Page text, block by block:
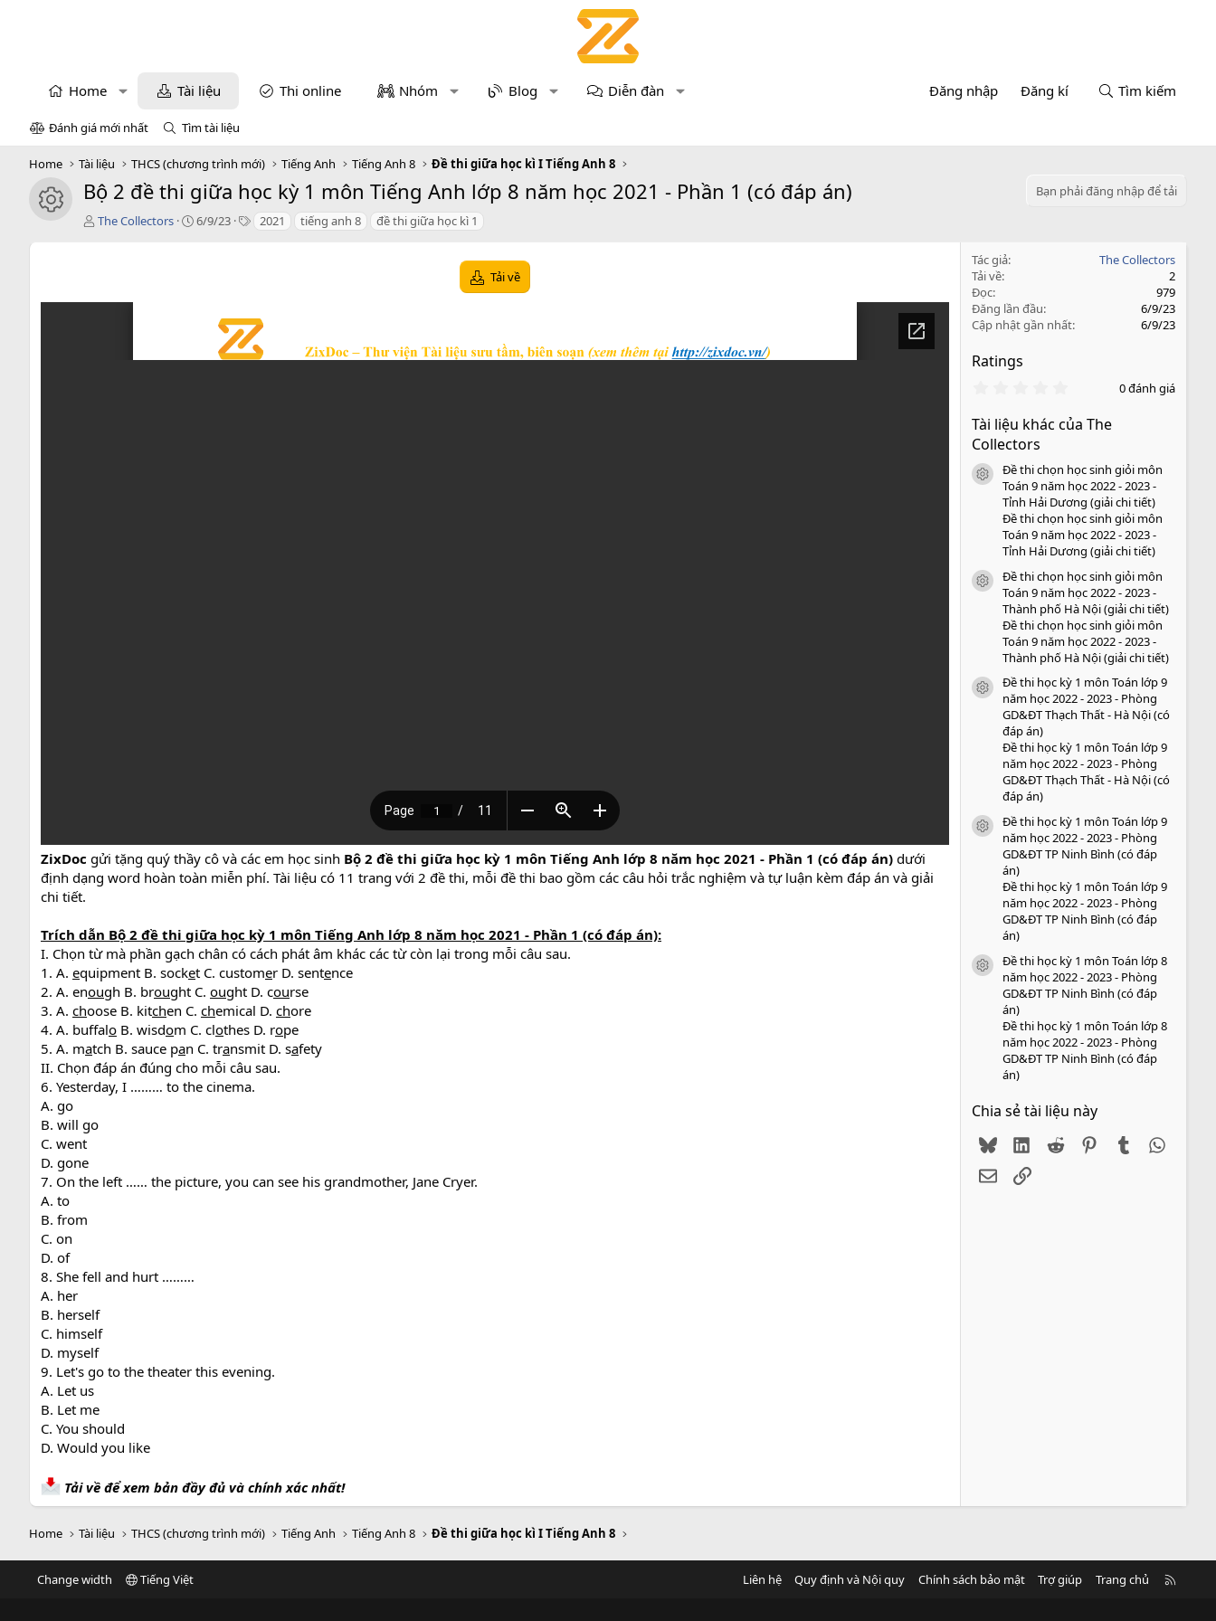
Home Tài liệu Thi online Nhóm Blog Diễn đàn Đăng nhập Đăng kí Tìm kiếm
Đánh giá mới nhất Tìm tài liệu
Home Tài liệu THCS (chương trình mới) Tiếng Anh Tiếng Anh 8 Đề thi giữa học kì I Tiếng Anh 8
icon tài liệu
Bộ 2 đề thi giữa học kỳ 1 môn Tiếng Anh lớp 8 năm học 2021 - Phần 1 (có đáp án)
Bạn phải đăng nhập để tải
T
ả
The Collectors
C
6/9/23
T 2021 tiếng anh 8 đề thi giữa học kì 1
Tải về
ZixDoc gửi tặng quý thầy cô và các em học sinh Bộ 2 đề thi giữa học kỳ 1 môn Tiếng Anh lớp 8 năm học 2021 - Phần 1 (có đáp án) dưới
định dạng word hoàn toàn miễn phí. Tài liệu có 11 trang với 2 đề thi, mỗi đề thi bao gồm các câu hỏi trắc nghiệm và tự luận kèm đáp án và giải
chi tiết.
Trích dẫn Bộ 2 đề thi giữa học kỳ 1 môn Tiếng Anh lớp 8 năm học 2021 - Phần 1 (có đáp án):
I. Chọn từ mà phần gạch chân có cách phát âm khác các từ còn lại trong mỗi câu sau.
1. A. equipment B. socket C. customer D. sentence
2. A. enough B. brought C. ought D. course
3. A. choose B. kitchen C. chemical D. chore
4. A. buffalo B. wisdom C. clothes D. rope
5. A. match B. sauce pan C. transmit D. safety
II. Chọn đáp án đúng cho mỗi câu sau.
6. Yesterday, I ……… to the cinema.
A. go
B. will go
C. went
D. gone
7. On the left …… the picture, you can see his grandmother, Jane Cryer.
A. to
B. from
C. on
D. of
8. She fell and hurt ………
A. her
B. herself
C. himself
D. myself
9. Let's go to the theater this evening.
A. Let us
B. Let me
C. You should
D. Would you like
Tải về để xem bản đầy đủ và chính xác nhất!
Tác giả
The Collectors
Tải về
2
Đọc
979
Đăng lần đầu
6/9/23
Cập nhật gần nhất
6/9/23
Ratings
0
0
o
0 đánh giá
Tài liệu khác của The
Collectors
icon tài liệu
Đề thi chọn học sinh giỏi môn
Toán 9 năm học 2022 - 2023 -
Tỉnh Hải Dương (giải chi tiết)
Đề thi chọn học sinh giỏi môn
Toán 9 năm học 2022 - 2023 -
Tỉnh Hải Dương (giải chi tiết)
icon tài liệu
Đề thi chọn học sinh giỏi môn
Toán 9 năm học 2022 - 2023 -
Thành phố Hà Nội (giải chi tiết)
Đề thi chọn học sinh giỏi môn
Toán 9 năm học 2022 - 2023 -
Thành phố Hà Nội (giải chi tiết)
icon tài liệu
Đề thi học kỳ 1 môn Toán lớp 9
năm học 2022 - 2023 - Phòng
GD&ĐT Thạch Thất - Hà Nội (có
đáp án)
Đề thi học kỳ 1 môn Toán lớp 9
năm học 2022 - 2023 - Phòng
GD&ĐT Thạch Thất - Hà Nội (có
đáp án)
icon tài liệu
Đề thi học kỳ 1 môn Toán lớp 9
năm học 2022 - 2023 - Phòng
GD&ĐT TP Ninh Bình (có đáp
án)
Đề thi học kỳ 1 môn Toán lớp 9
năm học 2022 - 2023 - Phòng
GD&ĐT TP Ninh Bình (có đáp
án)
icon tài liệu
Đề thi học kỳ 1 môn Toán lớp 8
năm học 2022 - 2023 - Phòng
GD&ĐT TP Ninh Bình (có đáp
án)
Đề thi học kỳ 1 môn Toán lớp 8
năm học 2022 - 2023 - Phòng
GD&ĐT TP Ninh Bình (có đáp
án)
Chia sẻ tài liệu này
BlueskyLinkedIn
Reddit PinterestTumblr
EmailLink
Home Tài liệu THCS (chương trình mới) Tiếng Anh Tiếng Anh 8 Đề thi giữa học kì I Tiếng Anh 8
Change width Tiếng Việt Liên hệ Quy định và Nội quy Chính sách bảo mật Trợ giúp Trang chủ